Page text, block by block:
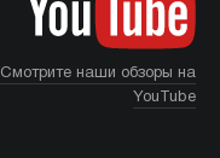
Смотрите наши обзоры на
YouTube